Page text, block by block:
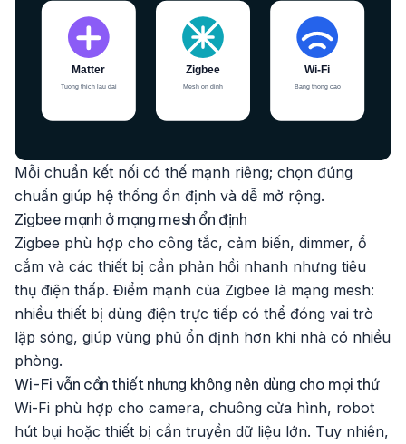
Mỗi chuẩn kết nối có thế mạnh riêng; chọn đúng
chuẩn giúp hệ thống ổn định và dễ mở rộng.
Zigbee mạnh ở mạng mesh ổn định
Zigbee phù hợp cho công tắc, cảm biến, dimmer, ổ
cắm và các thiết bị cần phản hồi nhanh nhưng tiêu
thụ điện thấp. Điểm mạnh của Zigbee là mạng mesh:
nhiều thiết bị dùng điện trực tiếp có thể đóng vai trò
lặp sóng, giúp vùng phủ ổn định hơn khi nhà có nhiều
phòng.
Wi-Fi vẫn cần thiết nhưng không nên dùng cho mọi thứ
Wi-Fi phù hợp cho camera, chuông cửa hình, robot
hút bụi hoặc thiết bị cần truyền dữ liệu lớn. Tuy nhiên,